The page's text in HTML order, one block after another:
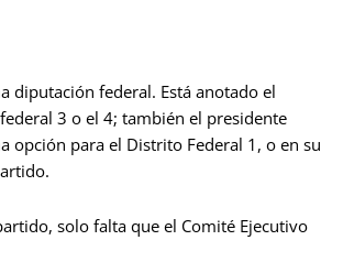
diputación federal. Está anotado el
3 o el 4; también el presidente
opción para el Distrito Federal 1, o en su
solo falta que el Comité Ejecutivo